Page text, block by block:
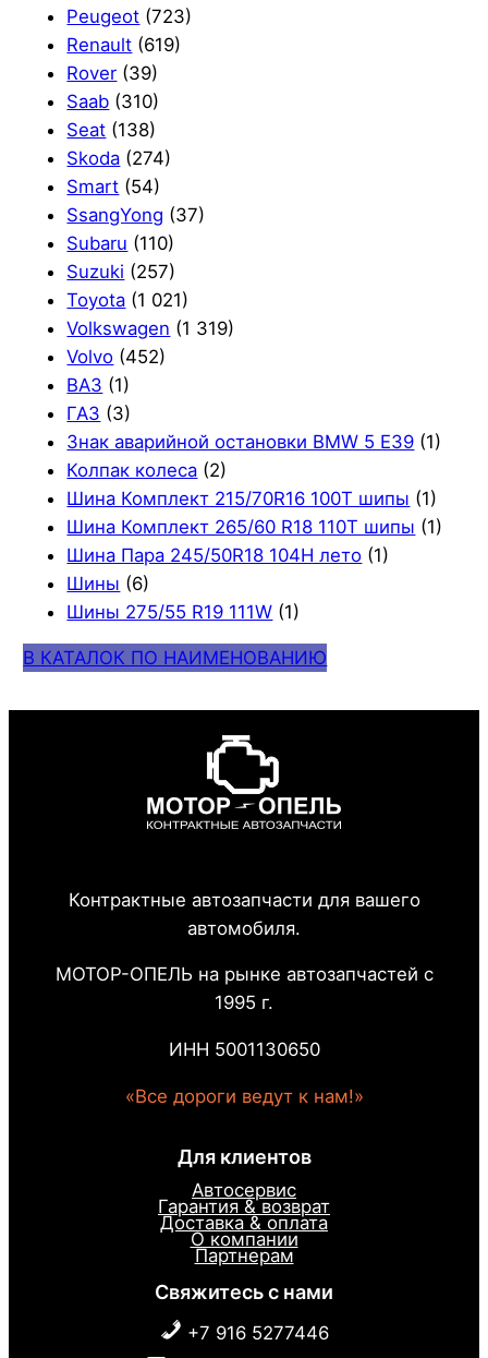
Peugeot (723)
Renault (619)
Rover (39)
Saab (310)
Seat (138)
Skoda (274)
Smart (54)
SsangYong (37)
Subaru (110)
Suzuki (257)
Toyota (1 021)
Volkswagen (1 319)
Volvo (452)
ВАЗ (1)
ГАЗ (3)
Знак аварийной остановки BMW 5 E39 (1)
Колпак колеса (2)
Шина Комплект 215/70R16 100T шипы (1)
Шина Комплект 265/60 R18 110T шипы (1)
Шина Пара 245/50R18 104H лето (1)
Шины (6)
Шины 275/55 R19 111W (1)
В КАТАЛОК ПО НАИМЕНОВАНИЮ
Контрактные автозапчасти для вашего
автомобиля.
МОТОР-ОПЕЛЬ на рынке автозапчастей с
1995 г.
ИНН 5001130650
«Все дороги ведут к нам!»
Для клиентов
Автосервис
Гарантия & возврат
Доставка & оплата
О компании
Партнерам
Свяжитесь с нами
+7 916 5277446